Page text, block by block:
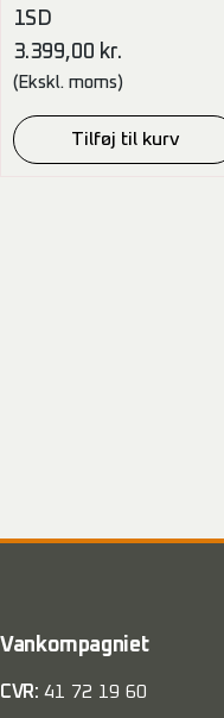
1SD
3.399,00 kr.
(Ekskl. moms)
Tilføj til kurv
Vankompagniet
CVR: 41 72 19 60